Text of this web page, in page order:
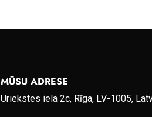
MŪSU ADRESE
Uriekstes iela 2c, Rīga, LV-1005,